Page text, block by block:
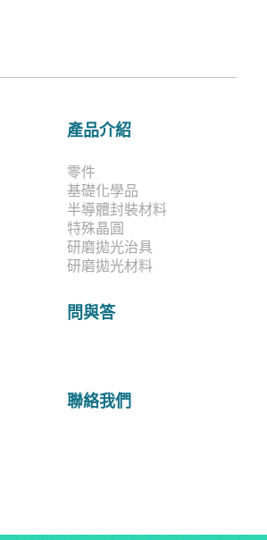
產品介紹
零件
基礎化學品
半導體封裝材料
特殊晶圓
研磨拋光治具
研磨拋光材料
問與答
聯絡我們